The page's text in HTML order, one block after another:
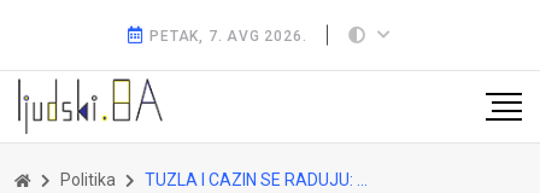
PETAK, 7. AVG 2026.
Politika TUZLA I CAZIN SE RADUJU: Ministar najavio nove fabrike